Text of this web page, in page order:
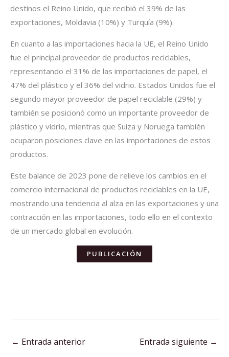
destinos el Reino Unido, que recibió el 39% de las
exportaciones, Moldavia (10%) y Turquía (9%).
En cuanto a las importaciones hacia la UE, el Reino Unido
fue el principal proveedor de productos reciclables,
representando el 31% de las importaciones de papel, el
47% del plástico y el 36% del vidrio. Estados Unidos fue el
segundo mayor proveedor de papel reciclable (29%) y
también se posicionó como un importante proveedor de
plástico y vidrio, mientras que Suiza y Noruega también
ocuparon posiciones clave en las importaciones de estos
productos.
Este balance de 2023 pone de relieve los cambios en el
comercio internacional de productos reciclables en la UE,
mostrando una tendencia al alza en las exportaciones y una
contracción en las importaciones, todo ello en el contexto
de un mercado global en evolución.
PUBLICACIÓN
← Entrada anterior Entrada siguiente →